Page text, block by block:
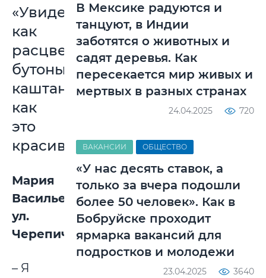
«Увидела,
как
расцветают
бутоны
каштанов,
как
это
красиво»
Мария
Васильевна,
ул.
Черепичная:
– Я
В Мексике радуются и
танцуют, в Индии
заботятся о животных и
садят деревья. Как
пересекается мир живых и
мертвых в разных странах
24.04.2025 720
ВАКАНСИИ ОБЩЕСТВО
«У нас десять ставок, а
только за вчера подошли
более 50 человек». Как в
Бобруйске проходит
ярмарка вакансий для
подростков и молодежи
23.04.2025 3640